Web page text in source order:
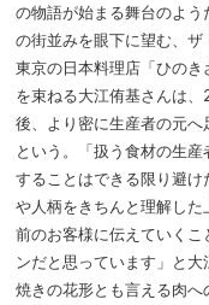
の物語が始まる舞台のよ
の街並みを眼下に望む、ザ
東京の日本料理店「ひのき
を束ねる大江侑基さんは
後、より密に生産者の元へ
という。「扱う食材の生
することはできる限り避
や人柄をきちんと理解し
前のお客様に伝えていくこ
ンだと思っています」と
焼きの花形とも言える肉へ